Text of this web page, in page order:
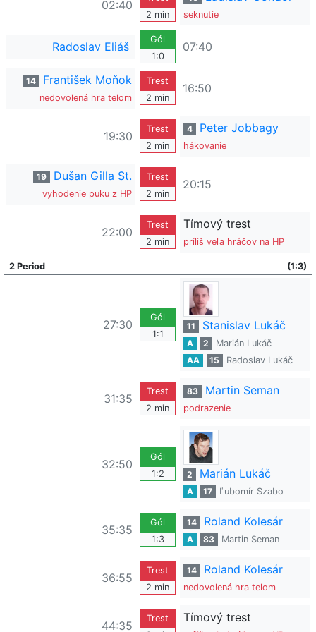
02:40
2 min
seknutie
Radoslav Eliáš
Gól
1:0
07:40
14 František Moňok
nedovolená hra telom
Trest
2 min
16:50
19:30
Trest
2 min
4 Peter Jobbagy
hákovanie
19 Dušan Gilla St.
vyhodenie puku z HP
Trest
2 min
20:15
22:00
Trest
2 min
Tímový trest
príliš veľa hráčov na HP
2 Period (1:3)
27:30
Gól
1:1
11 Stanislav Lukáč
A 2
Marián Lukáč
AA
15 Radoslav Lukáč
31:35
Trest
2 min
83 Martin Seman
podrazenie
32:50
Gól
1:2
2 Marián Lukáč
A 17 Ľubomír Szabo
35:35
Gól
1:3
14 Roland Kolesár
A 83 Martin Seman
36:55
Trest
2 min
14 Roland Kolesár
nedovolená hra telom
44:35
Trest
Tímový trest